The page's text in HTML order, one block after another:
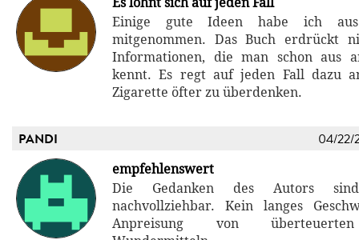
Einige gute Ideen habe ich
mitgenommen. Das Buch erdrückt
Informationen, die man schon aus
kennt. Es regt auf jeden Fall dazu
Zigarette öfter zu überdenken.
PANDI 04/22/
empfehlenswert
Die Gedanken des Autors
nachvollziehbar. Kein langes
Anpreisung von